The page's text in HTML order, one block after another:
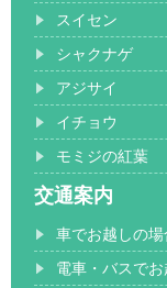
スイセン
シャクナゲ
アジサイ
イチョウ
モミジの紅葉
交通案内
車でお越しの場
電車・バスで